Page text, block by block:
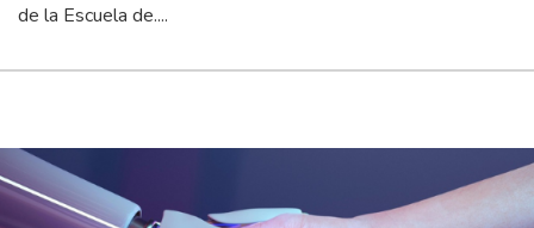
de la Escuela de....